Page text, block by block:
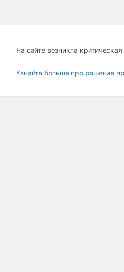
На сайте возникла
Узнайте больше про решение